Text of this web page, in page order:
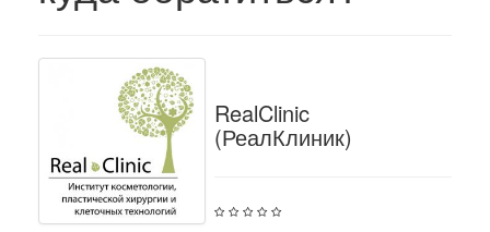
RealClinic
(РеалКлиник)